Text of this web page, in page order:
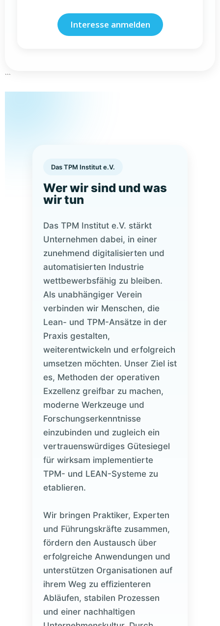
Interesse anmelden
```
Das TPM Institut e.V.
Wer wir sind und was
wir tun
Das TPM Institut e.V. stärkt
Unternehmen dabei, in einer
zunehmend digitalisierten und
automatisierten Industrie
wettbewerbsfähig zu bleiben.
Als unabhängiger Verein
verbinden wir Menschen, die
Lean- und TPM-Ansätze in der
Praxis gestalten,
weiterentwickeln und erfolgreich
umsetzen möchten. Unser Ziel ist
es, Methoden der operativen
Exzellenz greifbar zu machen,
moderne Werkzeuge und
Forschungserkenntnisse
einzubinden und zugleich ein
vertrauenswürdiges Gütesiegel
für wirksam implementierte
TPM- und LEAN-Systeme zu
etablieren.
Wir bringen Praktiker, Experten
und Führungskräfte zusammen,
fördern den Austausch über
erfolgreiche Anwendungen und
unterstützen Organisationen auf
ihrem Weg zu effizienteren
Abläufen, stabilen Prozessen
und einer nachhaltigen